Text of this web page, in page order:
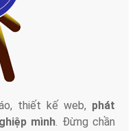
thiết kế web, phát
mình. Đừng chần